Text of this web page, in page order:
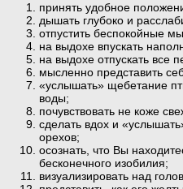
принять удобное
дышать глубоко и
отпустить беспокойные
на выдохе впускать
на выдохе отпускать все
мысленно представить
«услышать» щебетание
воды;
почувствовать не коже
сделать вдох и
орехов;
осознать, что Вы
бесконечного изобилия;
визуализировать над